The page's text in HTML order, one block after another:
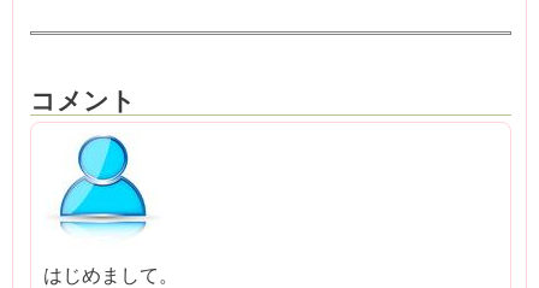
コメント
はじめまして。